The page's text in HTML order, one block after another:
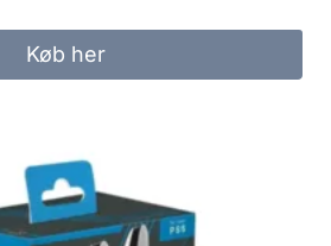
is:
249.00 kr..
Køb her